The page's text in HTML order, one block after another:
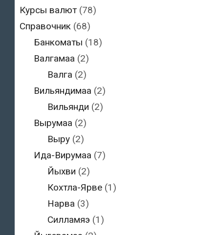
Курсы валют (78)
Справочник (68)
Банкоматы (18)
Валгамаа (2)
Валга (2)
Вильяндимаа (2)
Вильянди (2)
Вырумаа (2)
Выру (2)
Ида-Вирумаа (7)
Йыхви (2)
Кохтла-Ярве (1)
Нарва (3)
Силламяэ (1)